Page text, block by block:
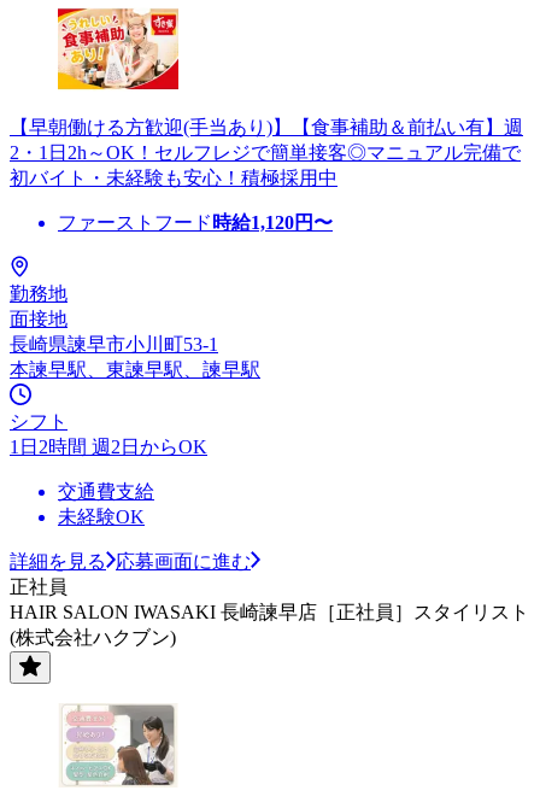
【早朝働ける方歓迎(手当あり)】【食事補助＆前払い有】週
2・1日2h～OK！セルフレジで簡単接客◎マニュアル完備で
初バイト・未経験も安心！積極採用中
ファーストフード 時給1,120円〜
勤務地
面接地
長崎県諫早市小川町53-1
本諫早駅、東諫早駅、諫早駅
シフト
1日2時間 週2日からOK
交通費支給
未経験OK
詳細を見る
応募画面に進む
正社員
HAIR SALON IWASAKI 長崎諫早店［正社員］スタイリスト
(株式会社ハクブン)